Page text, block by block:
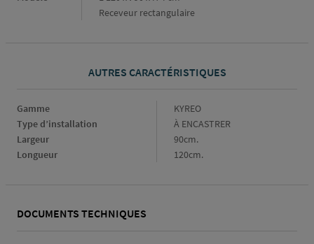
Receveur rectangulaire
AUTRES CARACTÉRISTIQUES
Gamme Gamme
KYREO
Type d’installation
Type
d’installation
À ENCASTRER
Largeur
Largeur
90cm.
Longueur
Longueur
120cm.
DOCUMENTS TECHNIQUES